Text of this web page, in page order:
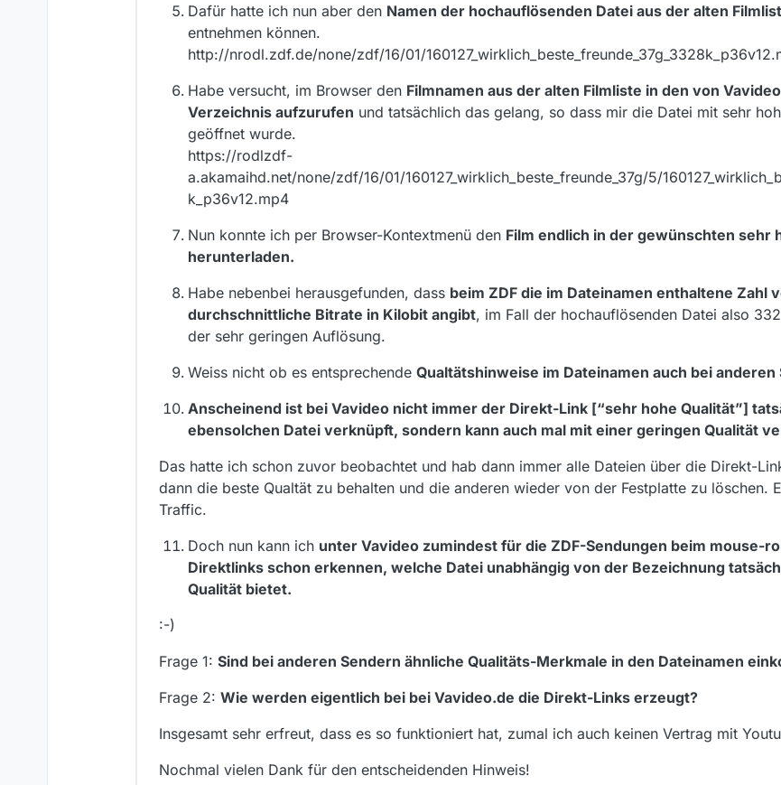
Dafür hatte ich nun aber den Namen der hochauflösenden Datei aus der alten
entnehmen können.
http://nrodl.zdf.de/none/zdf/16/01/
Habe versucht, im Browser den Filmnamen aus der alten Filmliste in den von
Verzeichnis aufzurufen und tatsächlich das gelang, so dass mir die Datei mit sehr
geöffnet wurde.
https://rodlzdf-
a.akamaihd.net/none/zdf/16/01/160127_wirklich_beste_freunde_37g/5/
k_p36v12.mp4
Nun konnte ich per Browser-Kontextmenü den Film endlich in der gewünschten sehr
herunterladen.
Habe nebenbei herausgefunden, dass beim ZDF die im Dateinamen enthaltene Zahl
durchschnittliche Bitrate in Kilobit angibt, im Fall der hochauflösenden Datei also
der sehr geringen Auflösung.
Weiss nicht ob es entsprechende Qualtätshinweise im Dateinamen auch bei anderen
Anscheinend ist bei Vavideo nicht immer der Direkt-Link [“sehr hohe Qualität”]
ebensolchen Datei verknüpft, sondern kann auch mal mit einer geringen Qualität
Das hatte ich schon zuvor beobachtet und hab dann immer alle Dateien über die Direkt-
dann die beste Qualtät zu behalten und die anderen wieder von der Festplatte zu löschen.
Traffic.
Doch nun kann ich unter Vavideo zumindest für die ZDF-Sendungen beim mouse-
Direktlinks schon erkennen, welche Datei unabhängig von der Bezeichnung
Qualität bietet.
:-)
Frage 1: Sind bei anderen Sendern ähnliche Qualitäts-Merkmale in den Dateinamen
Frage 2: Wie werden eigentlich bei bei Vavideo.de die Direkt-Links erzeugt?
Insgesamt sehr erfreut, dass es so funktioniert hat, zumal ich auch keinen Vertrag mit
Nochmal vielen Dank für den entscheidenden Hinweis!